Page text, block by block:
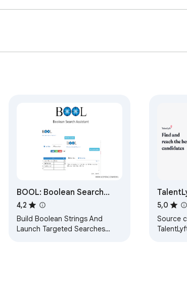
BOOL: Boolean Search
Assistant
4,2
Build Boolean Strings And
Launch Targeted Searches
5,0
Source